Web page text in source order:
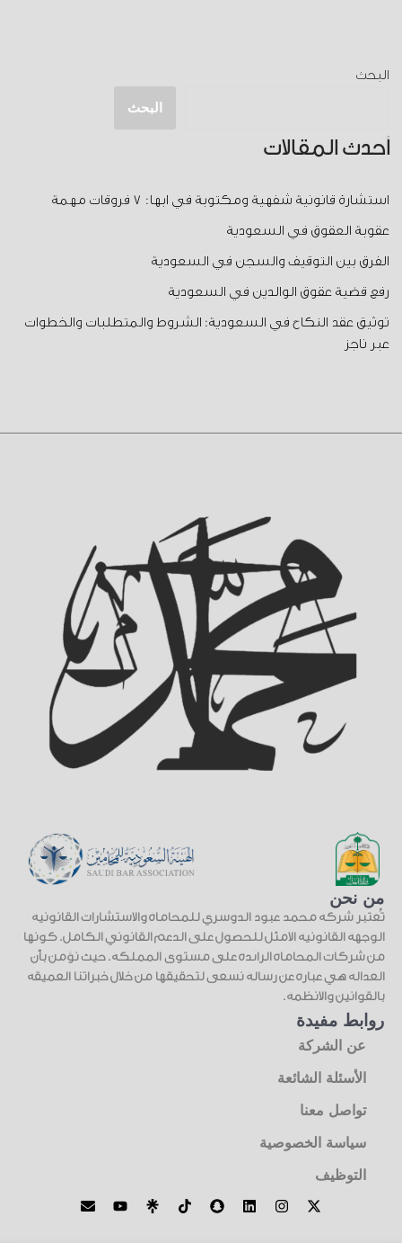
البحث
البحث
أحدث المقالات
استشارة قانونية شفهية ومكتوبة في ابها: 7 فروقات مهمة
عقوبة العقوق في السعودية
الفرق بين التوقيف والسجن في السعودية
رفع قضية عقوق الوالدين في السعودية
توثيق عقد النكاح في السعودية: الشروط والمتطلبات والخطوات
عبر ناجز
من نحن
تُعتبر شركة محمد عبود الدوسري للمحاماة والاستشارات القانونية
الوجهة القانونية الأمثل للحصول على الدعم القانوني الكامل. كونها
من شركات المحاماة الرائدة على مستوى المملكة. حيث نؤمن بأن
العدالة هي عبارة عن رسالة نسعى لتحقيقها من خلال خبراتنا العميقة
بالقوانين والأنظمة.
روابط مفيدة
عن الشركة
الأسئلة الشائعة
تواصل معنا
سياسة الخصوصية
التوظيف